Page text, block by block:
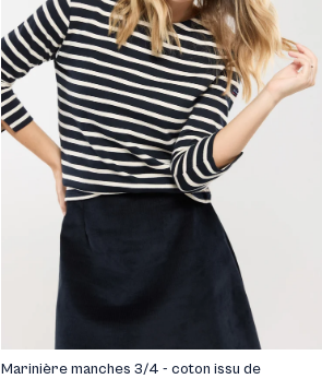
Marinière manches 3/4 - coton issu de